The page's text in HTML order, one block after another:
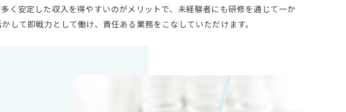
く安定した収入を得やすいのがメリットで、未経験者にも研修を通じて一か
て即戦力として働け、責任ある業務をこなしていただけます。